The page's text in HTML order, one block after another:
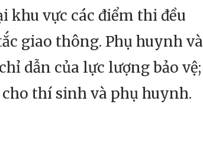
khu vực các điểm thi đều
giao thông. Phụ huynh và
dẫn của lực lượng bảo vệ;
thí sinh và phụ huynh.